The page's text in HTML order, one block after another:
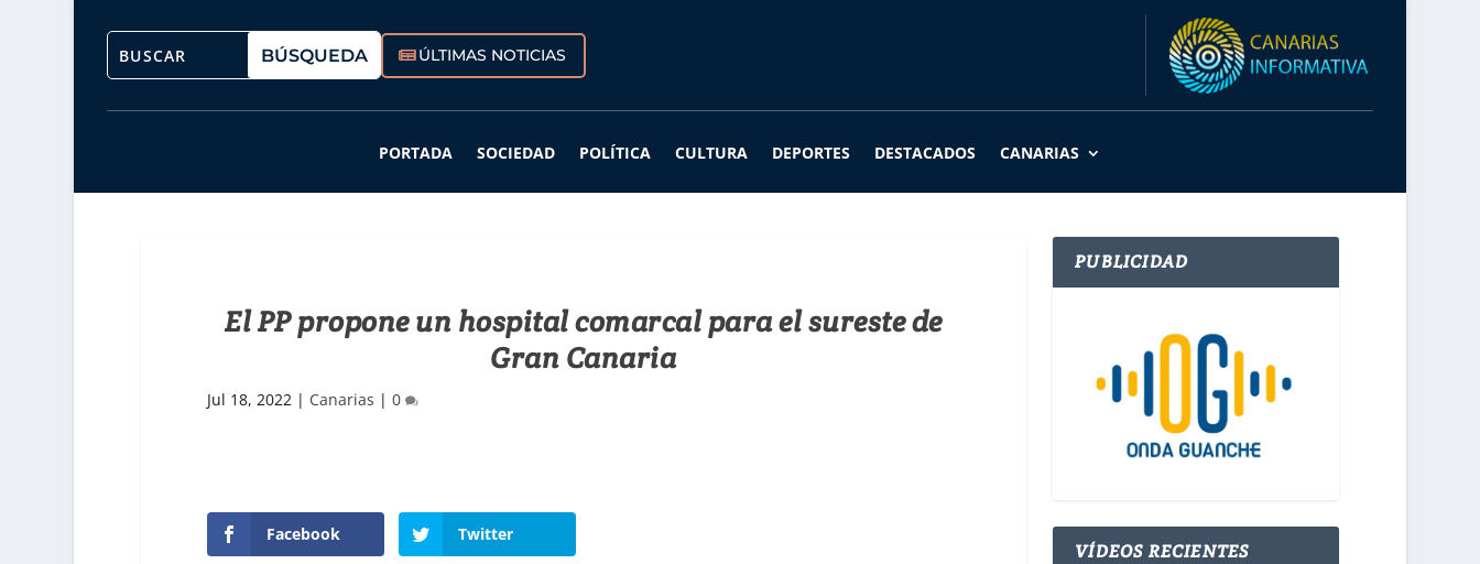
ÚLTIMAS NOTICIAS
PORTADA SOCIEDAD POLÍTICA CULTURA DEPORTES DESTACADOS CANARIAS
El PP propone un hospital comarcal para el sureste de
Gran Canaria
Jul 18, 2022| Canarias | 0
Facebook Twitter
PUBLICIDAD
VÍDEOS RECIENTES